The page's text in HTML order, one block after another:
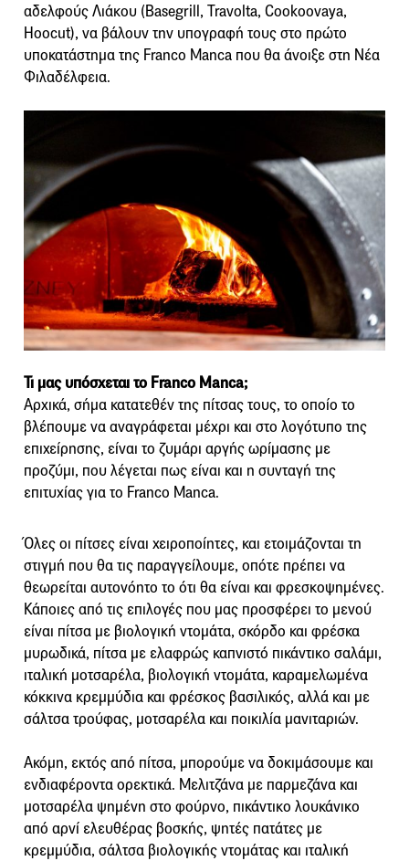
αδελφούς Λιάκου (Basegrill, Travolta, Cookoovaya,
Hoocut), να βάλουν την υπογραφή τους στο πρώτο
υποκατάστημα της Franco Manca που θα άνοιξε στη Νέα
Φιλαδέλφεια.
Τι μας υπόσχεται το Franco Manca;
Αρχικά, σήμα κατατεθέν της πίτσας τους, το οποίο το
βλέπουμε να αναγράφεται μέχρι και στο λογότυπο της
επιχείρησης, είναι το ζυμάρι αργής ωρίμασης με
προζύμι, που λέγεται πως είναι και η συνταγή της
επιτυχίας για το Franco Manca.
Όλες οι πίτσες είναι χειροποίητες, και ετοιμάζονται τη
στιγμή που θα τις παραγγείλουμε, οπότε πρέπει να
θεωρείται αυτονόητο το ότι θα είναι και φρεσκοψημένες.
Κάποιες από τις επιλογές που μας προσφέρει το μενού
είναι πίτσα με βιολογική ντομάτα, σκόρδο και φρέσκα
μυρωδικά, πίτσα με ελαφρώς καπνιστό πικάντικο σαλάμι,
ιταλική μοτσαρέλα, βιολογική ντομάτα, καραμελωμένα
κόκκινα κρεμμύδια και φρέσκος βασιλικός, αλλά και με
σάλτσα τρούφας, μοτσαρέλα και ποικιλία μανιταριών.
Ακόμη, εκτός από πίτσα, μπορούμε να δοκιμάσουμε και
ενδιαφέροντα ορεκτικά. Μελιτζάνα με παρμεζάνα και
μοτσαρέλα ψημένη στο φούρνο, πικάντικο λουκάνικο
από αρνί ελευθέρας βοσκής, ψητές πατάτες με
κρεμμύδια, σάλτσα βιολογικής ντομάτας και ιταλική